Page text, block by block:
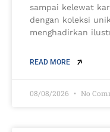
sampai kelewat
dengan koleksi
menghadirkan
READ MORE
08/08/2026 No